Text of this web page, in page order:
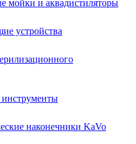
мойки и аквадистиляторы
устройства
инструменты
наконечники KaVo